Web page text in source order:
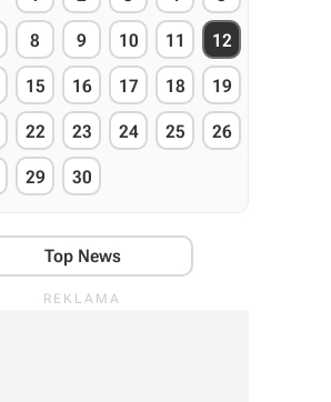
8 9 10 11 12
15 16 17 18 19
22 23 24 25 26
29 30
Top News